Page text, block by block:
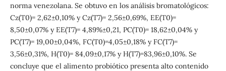
norma venezolana. Se obtuvo en los análisis bromatológicos:
Cz(T0)= 2,62±0,10% y Cz(T7)= 2,56±0,69%, EE(T0)=
8,50±0,07% y EE(T7)= 4,89%±0,21, PC(T0)= 18,62±0,04% y
PC(T7)= 19,00±0,04%, FC(T0)=4,05±0,18% y FC(T7)=
3,56±0,31%, H(T0)= 84,09±0,17% y H(T7)=83,96±0,10%. Se
concluye que el alimento probiótico presenta alto contenido